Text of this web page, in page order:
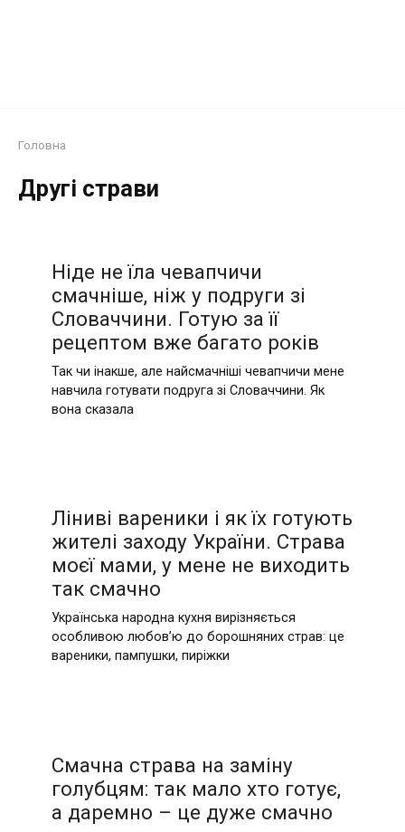
Головна
Другі страви
Ніде не їла чевапчичи
смачніше, ніж у подруги зі
Словаччини. Готую за її
рецептом вже багато років
Так чи інакше, але найсмачніші чевапчичи мене
навчила готувати подруга зі Словаччини. Як
вона сказала
Ліниві вареники і як їх готують
жителі заходу України. Страва
моєї мами, у мене не виходить
так смачно
Українська народна кухня вирізняється
особливою любов’ю до борошняних страв: це
вареники, пампушки, пиріжки
Смачна страва на заміну
голубцям: так мало хто готує,
а даремно – це дуже смачно